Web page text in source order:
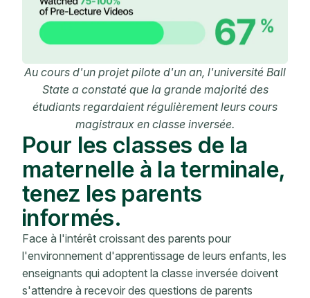
Au cours d'un projet pilote d'un an, l'université Ball
State a constaté que la grande majorité des
étudiants regardaient régulièrement leurs cours
magistraux en classe inversée.
Pour les classes de la
maternelle à la terminale,
tenez les parents
informés.
Face à l'intérêt croissant des parents pour
l'environnement d'apprentissage de leurs enfants, les
enseignants qui adoptent la classe inversée doivent
s'attendre à recevoir des questions de parents